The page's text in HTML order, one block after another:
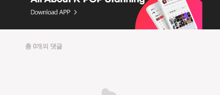
총 0개의 댓글